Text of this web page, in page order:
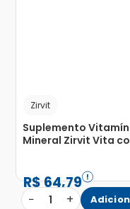
Zirvit
Suplemento
Mineral Zirvit Vita
R$64,79
− 1 +